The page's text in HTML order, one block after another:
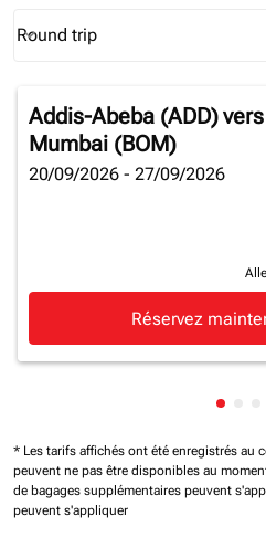
Journey Types option Round trip
Round trip
keyboard_arrow_down
Addis-Abeba (ADD)vers
Mumbai (BOM)
20/09/2026 - 27/09/2026
Réservez
* Les tarifs affichés ont été enregistrés au
peuvent ne pas être disponibles au
de bagages supplémentaires peuvent
peuvent s'appliquer